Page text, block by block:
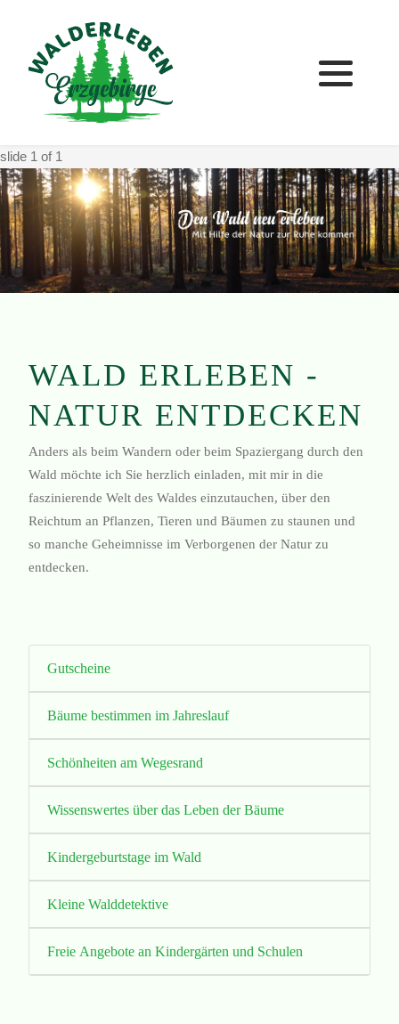
slide 1 of 1
WALD ERLEBEN -
NATUR ENTDECKEN
Anders als beim Wandern oder beim Spaziergang durch den
Wald möchte ich Sie herzlich einladen, mit mir in die
faszinierende Welt des Waldes einzutauchen, über den
Reichtum an Pflanzen, Tieren und Bäumen zu staunen und
so manche Geheimnisse im Verborgenen der Natur zu
entdecken.
Gutscheine
Bäume bestimmen im Jahreslauf
Schönheiten am Wegesrand
Wissenswertes über das Leben der Bäume
Kindergeburtstage im Wald
Kleine Walddetektive
Freie Angebote an Kindergärten und Schulen